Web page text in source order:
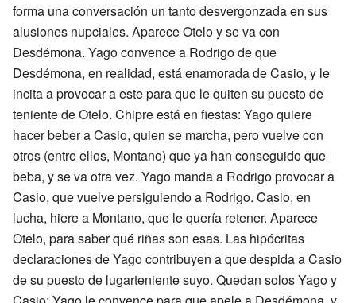
forma una conversación un tanto desvergonzada en sus
alusiones nupciales. Aparece Otelo y se va con
Desdémona. Yago convence a Rodrigo de que
Desdémona, en realidad, está enamorada de Casio, y le
incita a provocar a este para que le quiten su puesto de
teniente de Otelo. Chipre está en fiestas: Yago quiere
hacer beber a Casio, quien se marcha, pero vuelve con
otros (entre ellos, Montano) que ya han conseguido que
beba, y se va otra vez. Yago manda a Rodrigo provocar a
Casio, que vuelve persiguiendo a Rodrigo. Casio, en
lucha, hiere a Montano, que le quería retener. Aparece
Otelo, para saber qué riñas son esas. Las hipócritas
declaraciones de Yago contribuyen a que despida a Casio
de su puesto de lugarteniente suyo. Quedan solos Yago y